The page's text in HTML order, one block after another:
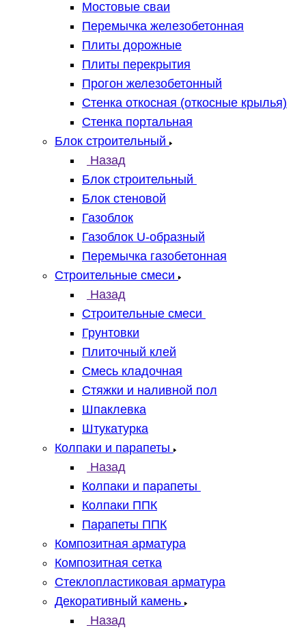
Мостовые сваи
Перемычка железобетонная
Плиты дорожные
Плиты перекрытия
Прогон железобетонный
Стенка откосная (откосные крылья)
Стенка портальная
Блок строительный
Назад
Блок строительный
Блок стеновой
Газоблок
Газоблок U-образный
Перемычка газобетонная
Строительные смеси
Назад
Строительные смеси
Грунтовки
Плиточный клей
Смесь кладочная
Стяжки и наливной пол
Шпаклевка
Штукатурка
Колпаки и парапеты
Назад
Колпаки и парапеты
Колпаки ППК
Парапеты ППК
Композитная арматура
Композитная сетка
Стеклопластиковая арматура
Декоративный камень
Назад